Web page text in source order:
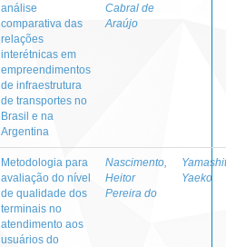
análise
comparativa das
relações
interétnicas em
empreendimentos
de infraestrutura
de transportes no
Brasil e na
Argentina
Cabral de
Araújo
Metodologia para
avaliação do nível
de qualidade dos
terminais no
atendimento aos
usuários do
Nascimento,
Heitor
Pereira do
Yaeko